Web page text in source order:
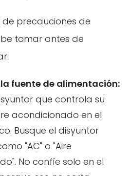
precauciones de
tomar antes de
fuente de alimentación:
que controla su
acondicionado en el
Busque el disyuntor
"AC" o "Aire
No confíe solo en el